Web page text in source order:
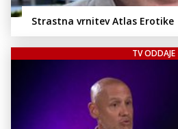
Strastna vrnitev Atlas Erotike
TV ODDAJE